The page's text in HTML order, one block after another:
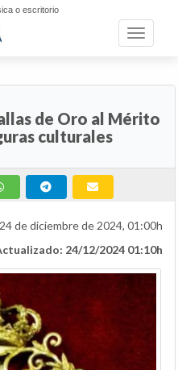
o escritorio
Toggle
de Oro al Mérito
culturales
24 de diciembre de 2024, 01:00h
24/12/2024 01:10h